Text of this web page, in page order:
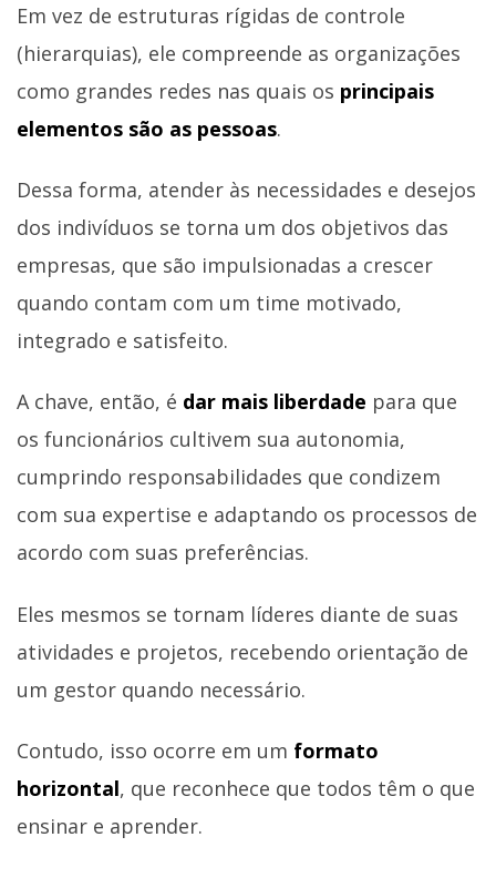
Em vez de estruturas rígidas de controle
(hierarquias), ele compreende as organizações
como grandes redes nas quais os principais
elementos são as pessoas.
Dessa forma, atender às necessidades e desejos
dos indivíduos se torna um dos objetivos das
empresas, que são impulsionadas a crescer
quando contam com um time motivado,
integrado e satisfeito.
A chave, então, é dar mais liberdade para que
os funcionários cultivem sua autonomia,
cumprindo responsabilidades que condizem
com sua expertise e adaptando os processos de
acordo com suas preferências.
Eles mesmos se tornam líderes diante de suas
atividades e projetos, recebendo orientação de
um gestor quando necessário.
Contudo, isso ocorre em um formato
horizontal, que reconhece que todos têm o que
ensinar e aprender.